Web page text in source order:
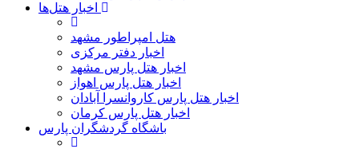
هتل امپراطور مشهد
اخبار دفتر مرکزی
اخبار هتل پارس مشهد
اخبار هتل پارس اهواز
اخبار هتل پارس کاروانسرا آبادان
اخبار هتل پارس کرمان
باشگاه گردشگران پارس